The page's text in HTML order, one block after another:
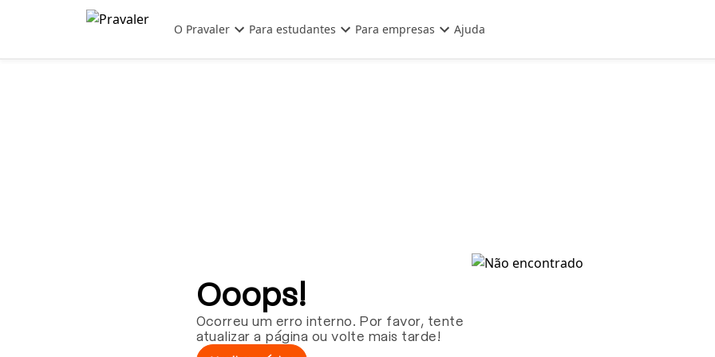
Pular para o conteúdo principal
O Pravaler Para estudantes Para empresas Ajuda
Ooops!
Ocorreu um erro interno. Por favor, tente
atualizar a página ou volte mais tarde!